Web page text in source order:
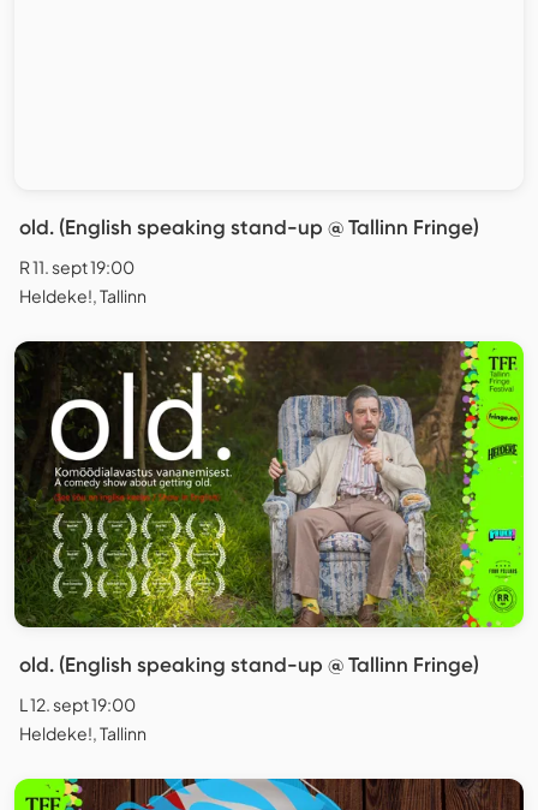
old. (English speaking stand-up @ Tallinn Fringe)
R 11. sept 19:00
Heldeke!, Tallinn
old. (English speaking stand-up @ Tallinn Fringe)
L 12. sept 19:00
Heldeke!, Tallinn